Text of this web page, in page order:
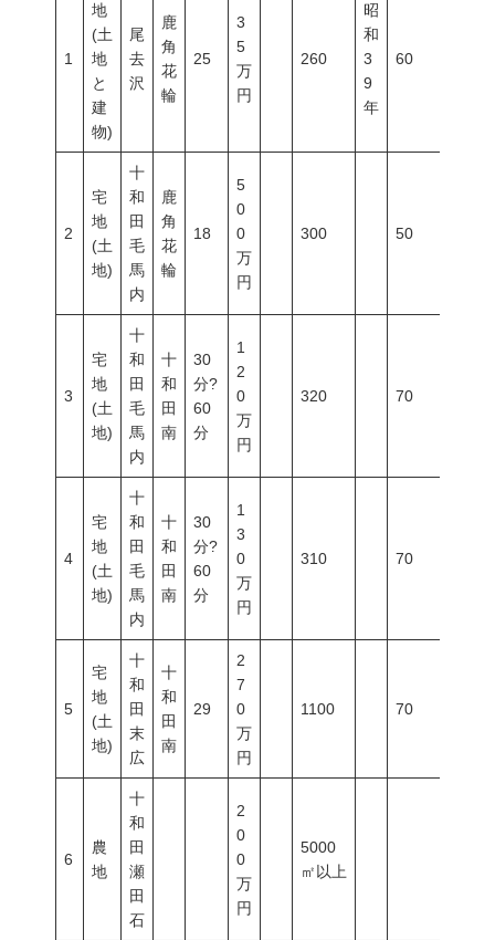
1
地
(土
地
と
建
物)
尾
去
沢
鹿
角
花
輪
25
3
5
万
円
260
昭
和
3
9
年
60
2
宅
地
(土
地)
十
和
田
毛
馬
内
鹿
角
花
輪
18
5
0
0
万
円
300 50
3
宅
地
(土
地)
十
和
田
毛
馬
内
十
和
田
南
30
分?
60
分
1
2
0
万
円
320 70
4
宅
地
(土
地)
十
和
田
毛
馬
内
十
和
田
南
30
分?
60
分
1
3
0
万
円
310 70
5
宅
地
(土
地)
十
和
田
末
広
十
和
田
南
29
2
7
0
万
円
1100 70
6
農
地
十
和
田
瀬
田
石
2
0
0
万
円
5000
㎡以上